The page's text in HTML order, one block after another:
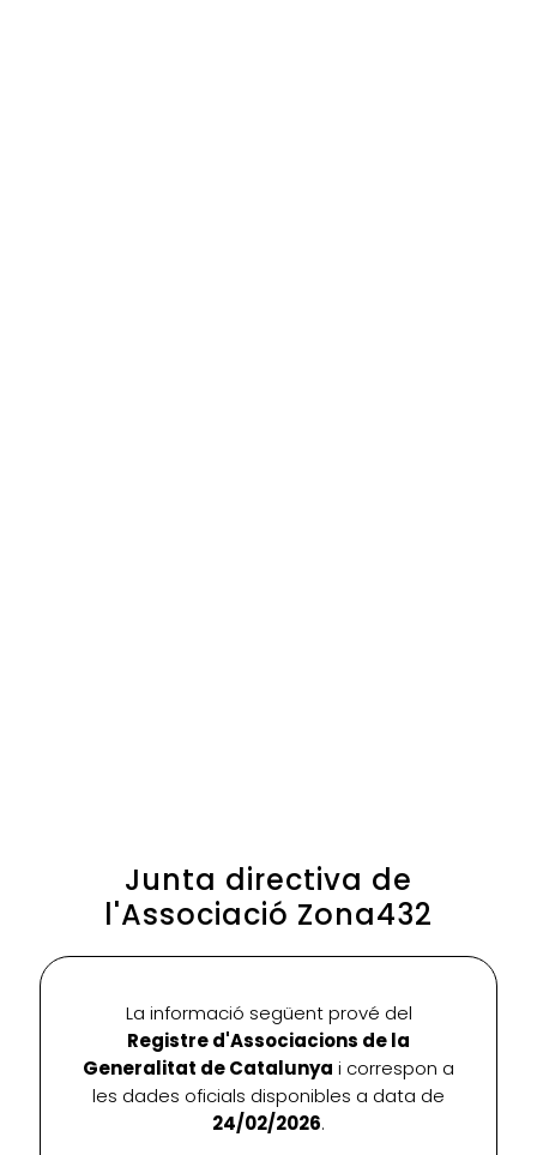
Junta directiva de
l'Associació Zona432
La informació següent prové del
Registre d'Associacions de la
Generalitat de Catalunya i correspon a
les dades oficials disponibles a data de
24/02/2026.